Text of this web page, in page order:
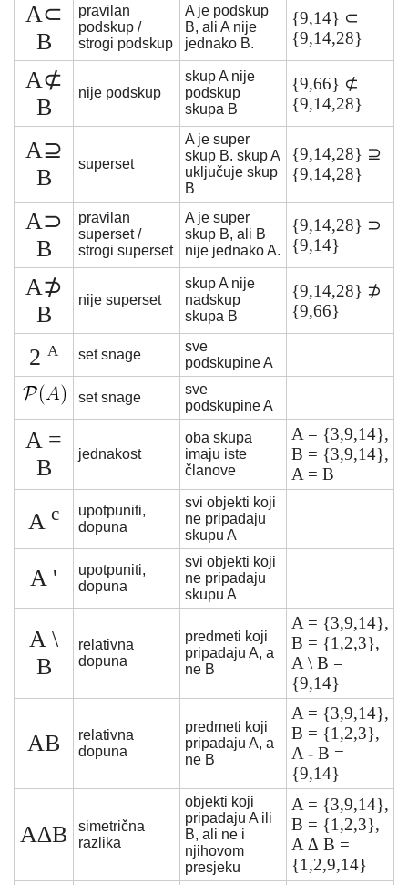
A⊂
B
pravilan
podskup /
strogi podskup
A je podskup
B, ali A nije
jednako B.
{9,14} ⊂
{9,14,28}
A⊄
B
nije podskup
skup A nije
podskup
skupa B
{9,66} ⊄
{9,14,28}
A⊇
B
superset
A je super
skup B. skup A
uključuje skup
B
{9,14,28} ⊇
{9,14,28}
A⊃
B
pravilan
superset /
strogi superset
A je super
skup B, ali B
nije jednako A.
{9,14,28} ⊃
{9,14}
A⊅
B
nije superset
skup A nije
nadskup
skupa B
{9,14,28} ⊅
{9,66}
2 A set snage
sve
podskupine A
set snage
sve
podskupine A
A =
B
jednakost
oba skupa
imaju iste
članove
A = {3,9,14},
B = {3,9,14},
A = B
A c
upotpuniti,
dopuna
svi objekti koji
ne pripadaju
skupu A
A '
upotpuniti,
dopuna
svi objekti koji
ne pripadaju
skupu A
A \
B
relativna
dopuna
predmeti koji
pripadaju A, a
ne B
A = {3,9,14},
B = {1,2,3},
A \ B =
{9,14}
AB
relativna
dopuna
predmeti koji
pripadaju A, a
ne B
A = {3,9,14},
B = {1,2,3},
A - B =
{9,14}
A∆B
simetrična
razlika
objekti koji
pripadaju A ili
B, ali ne i
njihovom
presjeku
A = {3,9,14},
B = {1,2,3},
A ∆ B =
{1,2,9,14}